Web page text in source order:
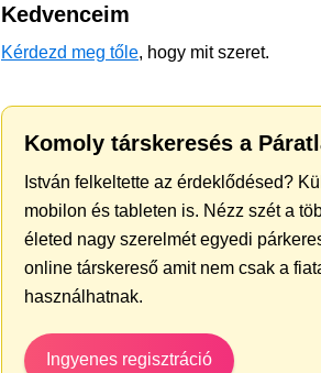
Kedvenceim
Kérdezd meg tőle, hogy mit szeret.
Komoly társkeresés a
István felkeltette az érdeklődésed?
mobilon és tableten is. Nézz szét a
életed nagy szerelmét egyedi
online társkereső amit nem csak a
használhatnak.
Ingyenes regisztráció